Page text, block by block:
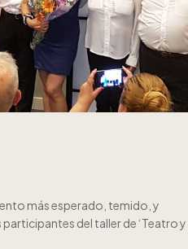
más esperado, temido, y
del taller de ‘Teatro y